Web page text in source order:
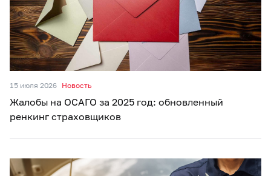
15 июля 2026 Новость
Жалобы на ОСАГО за 2025 год: обновленный
ренкинг страховщиков